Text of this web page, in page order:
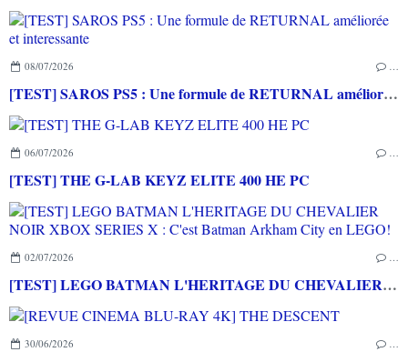
08/07/2026 …
[TEST] SAROS PS5 : Une formule de RETURNAL améliorée et interessante
06/07/2026 …
[TEST] THE G-LAB KEYZ ELITE 400 HE PC
02/07/2026 …
[TEST] LEGO BATMAN L'HERITAGE DU CHEVALIER NOIR XBOX SERIES X : C'est Batman Arkham City en LEGO!
30/06/2026 …